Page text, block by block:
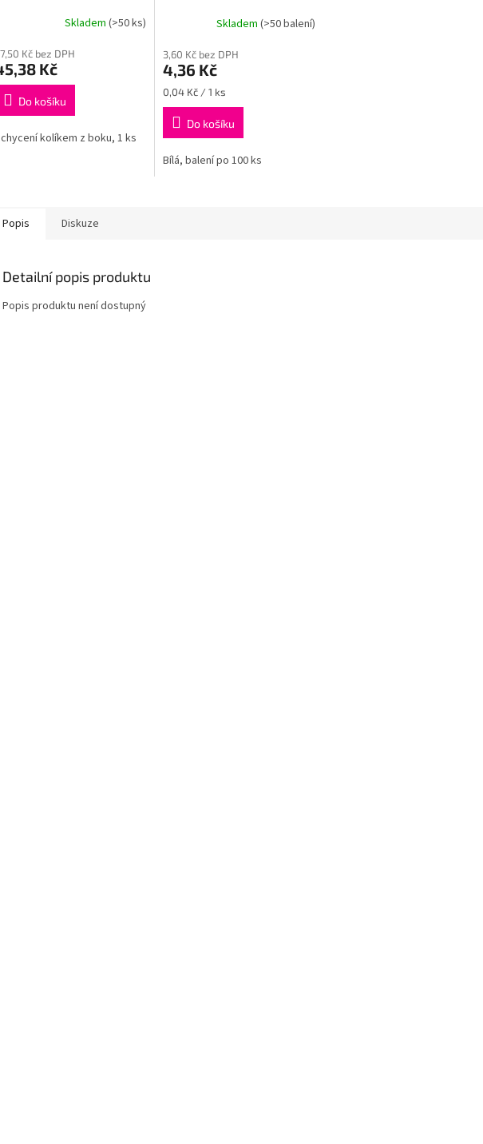
Skladem (>50 ks)
Kč bez DPH
Kč
Do košíku
kolíkem z boku, 1 ks
Skladem (>50 balení)
3,60 Kč bez DPH
4,36 Kč
Měrná
cena:
0,04 Kč / 1 ks
Do košíku
Bílá, balení po 100 ks
Popis Diskuze
Detailní popis produktu
Popis produktu není dostupný